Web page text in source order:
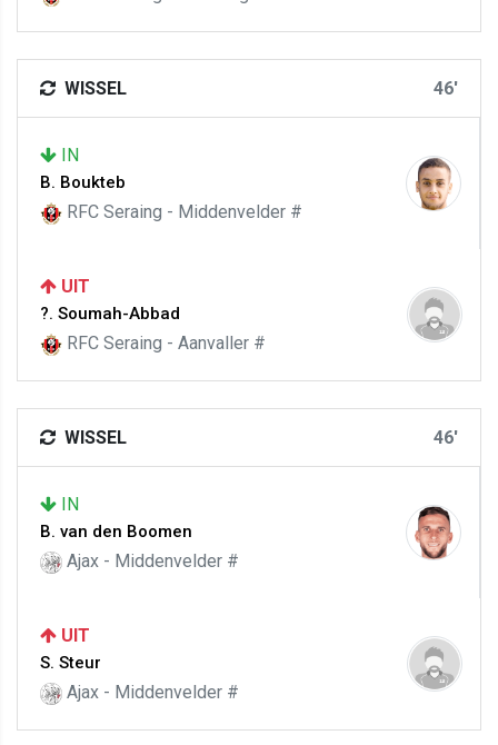
WISSEL 46'
IN
B. Boukteb
RFC Seraing - Middenvelder #
UIT
?. Soumah-Abbad
RFC Seraing - Aanvaller #
WISSEL 46'
IN
B. van den Boomen
Ajax - Middenvelder #
UIT
S. Steur
Ajax - Middenvelder #